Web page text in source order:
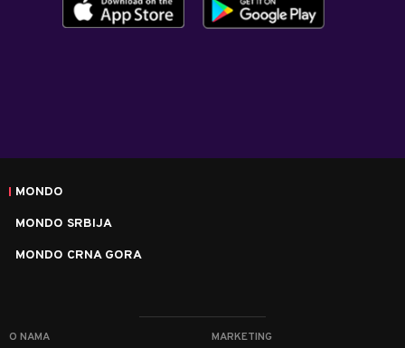
MONDO
MONDO SRBIJA
MONDO CRNA GORA
O NAMA MARKETING